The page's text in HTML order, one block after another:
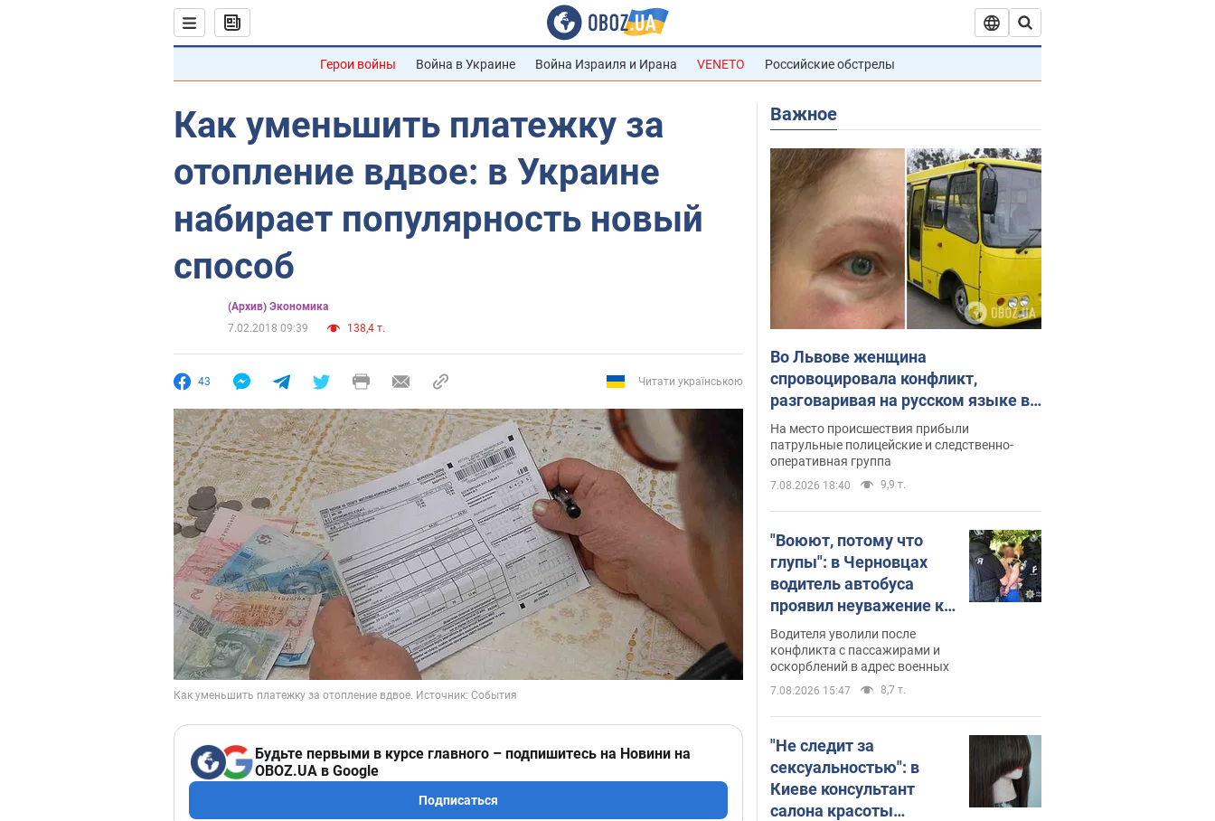
Герои войны Война в Украине Война Израиля и Ирана VENETO Российские обстрелы
Как уменьшить платежку за
отопление вдвое: в Украине
набирает популярность новый
способ
(Архив) Экономика
7.02.2018 09:39
138,4 т.
43 Читати українською
Будьте первыми в курсе главного – подпишитесь на Новини на
OBOZ.UA в Google
Подписаться
Важное
Во Львове женщина
спровоцировала конфликт,
разговаривая на русском языке в
маршрутке: полиция составила
административный протокол.
Видео
На место происшествия прибыли
патрульные полицейские и следственно-
оперативная группа
7.08.2026 18:40 9,9 т.
"Воюют, потому что
глупы": в Черновцах
водитель автобуса
проявил неуважение к
украинским военным и
поплатился за это.
Видео
Водителя уволили после
конфликта с пассажирами и
оскорблений в адрес военных
7.08.2026 15:47 8,7 т.
"Не следит за
сексуальностью": в
Киеве консультант
салона красоты